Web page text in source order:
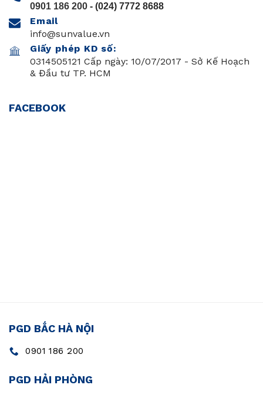
0901 186 200 - (024) 7772 8688
Email
info@sunvalue.vn
Giấy phép KD số:
0314505121 Cấp ngày: 10/07/2017 - Sở Kế Hoạch
& Đầu tư TP. HCM
FACEBOOK
PGD BẮC HÀ NỘI
0901 186 200
PGD HẢI PHÒNG